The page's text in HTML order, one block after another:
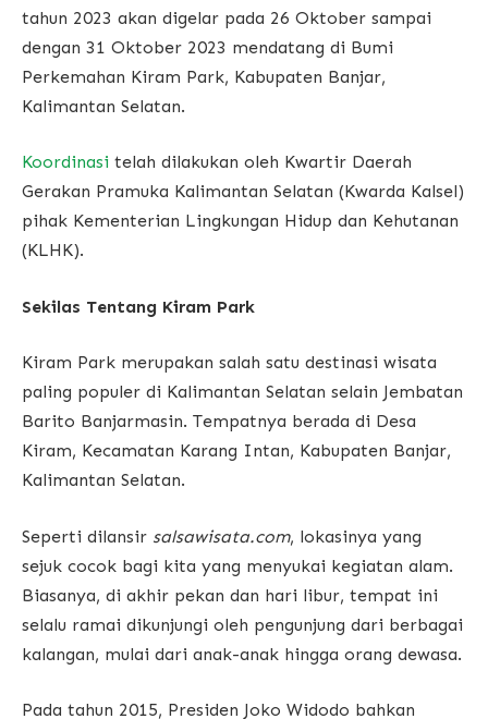
tahun 2023 akan digelar pada 26 Oktober sampai
dengan 31 Oktober 2023 mendatang di Bumi
Perkemahan Kiram Park, Kabupaten Banjar,
Kalimantan Selatan.
Koordinasi telah dilakukan oleh Kwartir Daerah
Gerakan Pramuka Kalimantan Selatan (Kwarda Kalsel)
pihak Kementerian Lingkungan Hidup dan Kehutanan
(KLHK).
Sekilas Tentang Kiram Park
Kiram Park merupakan salah satu destinasi wisata
paling populer di Kalimantan Selatan selain Jembatan
Barito Banjarmasin. Tempatnya berada di Desa
Kiram, Kecamatan Karang Intan, Kabupaten Banjar,
Kalimantan Selatan.
Seperti dilansir salsawisata.com, lokasinya yang
sejuk cocok bagi kita yang menyukai kegiatan alam.
Biasanya, di akhir pekan dan hari libur, tempat ini
selalu ramai dikunjungi oleh pengunjung dari berbagai
kalangan, mulai dari anak-anak hingga orang dewasa.
Pada tahun 2015, Presiden Joko Widodo bahkan